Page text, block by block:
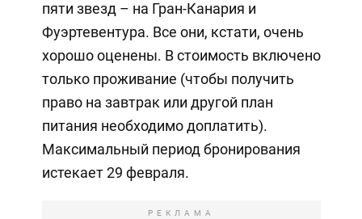
пяти звезд – на Гран-Канария и
Фуэртевентура. Все они, кстати, очень
хорошо оценены. В стоимость включено
только проживание (чтобы получить
право на завтрак или другой план
питания необходимо доплатить).
Максимальный период бронирования
истекает 29 февраля.
РЕКЛАМА